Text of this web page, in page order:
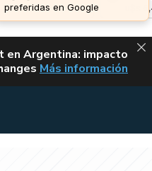
preferidas en Google
en Argentina: impacto
CLARITY ACT EN
Más información